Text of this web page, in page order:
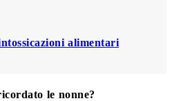
alimentari
le nonne?